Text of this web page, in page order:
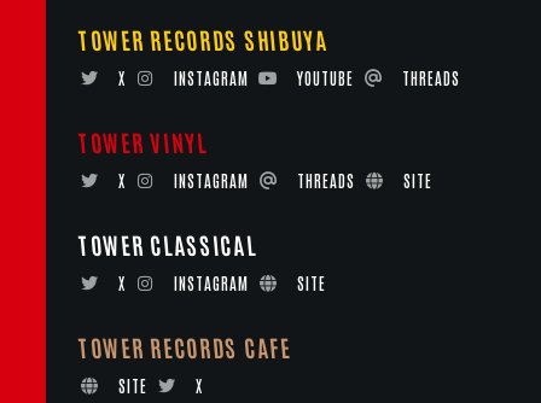
TOWER RECORDS SHIBUYA
X INSTAGRAM YOUTUBE THREADS
TOWER VINYL
X INSTAGRAM THREADS SITE
TOWER CLASSICAL
X INSTAGRAM SITE
TOWER RECORDS CAFE
SITE X